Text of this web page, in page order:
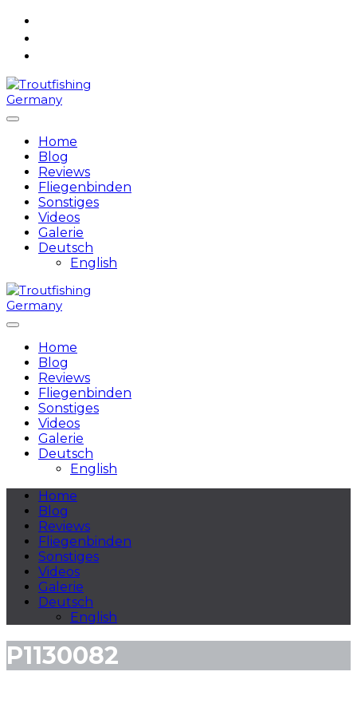
Skip
Home
Blog
Reviews
Fliegenbinden
Sonstiges
Videos
Galerie
Deutsch
English
Home
Blog
Reviews
Fliegenbinden
Sonstiges
Videos
Galerie
Deutsch
English
Home
Blog
Reviews
Fliegenbinden
Sonstiges
Videos
Galerie
Deutsch
English
P1130082